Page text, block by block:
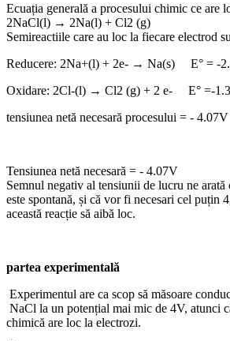
Ecuația generală a procesului chimic ce are
2NaCl(l) → 2Na(l) + Cl2 (g)
Semireactiile care au loc la fiecare electrod
Reducere: 2Na+(l) + 2e- → Na(s) E° = -
Oxidare: 2Cl-(l) → Cl2 (g) + 2 e- E° =-
tensiunea netă necesară procesului = - 4.07V
Tensiunea netă necesară = - 4.07V
Semnul negativ al tensiunii de lucru ne
este spontană, și că vor fi necesari cel puțin
această reacție să aibă loc.
partea experimentală
Experimentul are ca scop să măsoare
NaCl la un potențial mai mic de 4V, atunci
chimică are loc la electrozi.